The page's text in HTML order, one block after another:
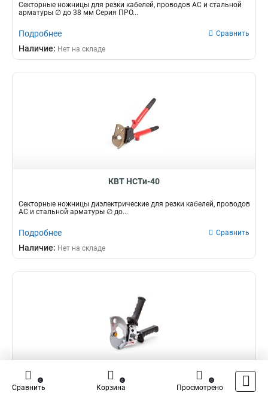
Секторные ножницы для резки кабелей, проводов АС и стальной
арматуры ∅ до 38 мм Серия ПРО...
Подробнее Сравнить
Наличие: Нет на складе
КВТ НСТи-40
Секторные ножницы диэлектрические для резки кабелей, проводов
АС и стальной арматуры ∅ до...
Подробнее Сравнить
Наличие: Нет на складе
КВТ НС-45
Сравнить
0
Корзина
0
Просмотрено
0